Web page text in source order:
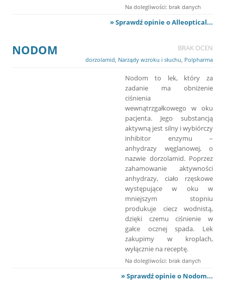
Na dolegliwości: brak danych
» Sprawdź opinie o Alleoptical...
NODOM BRAK OCEN
dorzolamid Narządy wzroku i słuchu Polpharma
Nodom to lek, który za
zadanie ma obniżenie
ciśnienia
wewnątrzgałkowego w oku
pacjenta. Jego substancją
aktywną jest silny i wybiórczy
inhibitor enzymu –
anhydrazy węglanowej, o
nazwie dorzolamid. Poprzez
zahamowanie aktywności
anhydrazy, ciało rzęskowe
występujące w oku w
mniejszym stopniu
produkuje ciecz wodnistą,
dzięki czemu ciśnienie w
gałce ocznej spada. Lek
zakupimy w kroplach,
wyłącznie na receptę.
Na dolegliwości: brak danych
» Sprawdź opinie o Nodom...